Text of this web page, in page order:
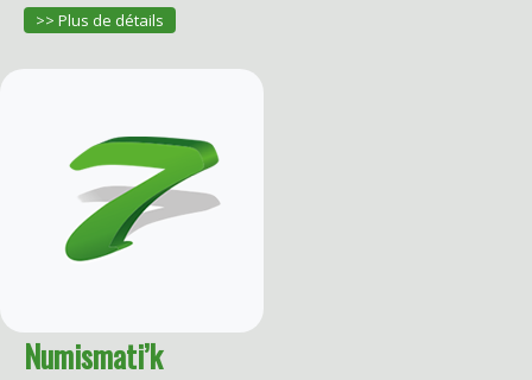
>> Plus de détails
Numismati’k